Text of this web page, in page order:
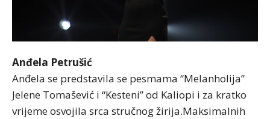
Anđela Petrušić
Anđela se predstavila se pesmama “Melanholija”
Jelene Tomašević i “Kesteni” od Kaliopi i za kratko
vrijeme osvojila srca stručnog žirija.Maksimalnih